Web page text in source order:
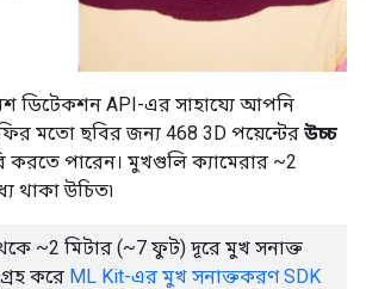
ডিটেকশন API-এর সাহায্যে আপনি
মতো ছবির জন্য 468 3D পয়েন্টের উচ্চ
করতে পারেন। মুখগুলি ক্যামেরার ~2
থাকা উচিত৷
~2 মিটার (~7 ফুট) দূরে মুখ সনাক্ত
করে ML Kit-এর মুখ সনাক্তকরণ SDK